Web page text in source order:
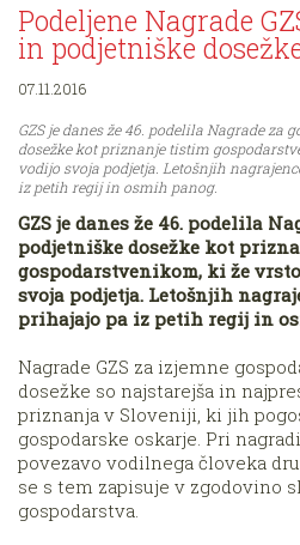
Podeljene Nagrade
in podjetniške
07.11.2016
GZS je danes že 46. podelila Nagrade za
dosežke kot priznanje tistim
vodijo svoja podjetja. Letošnjih
iz petih regij in osmih panog.
GZS je danes že 46. podelila
podjetniške dosežke kot
gospodarstvenikom, ki že
svoja podjetja. Letošnjih
prihajajo pa iz petih regij in
Nagrade GZS za izjemne
dosežke so najstarejša in
priznanja v Sloveniji, ki jih
gospodarske oskarje. Pri
povezavo vodilnega človeka
se s tem zapisuje v zgodovino
gospodarstva.